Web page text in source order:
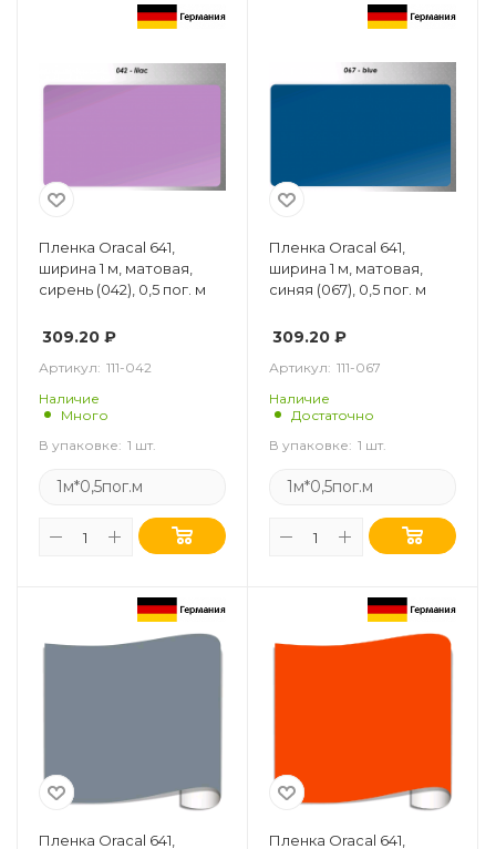
Пленка Oracal 641,
ширина 1 м, матовая,
сирень (042), 0,5 пог. м
309.20 ₽
Артикул: 111-042
Наличие
Много
В упаковке: 1 шт.
1м*0,5пог.м
Пленка Oracal 641,
ширина 1 м, матовая,
синяя (067), 0,5 пог. м
309.20 ₽
Артикул: 111-067
Наличие
Достаточно
В упаковке: 1 шт.
1м*0,5пог.м
Пленка Oracal 641, Пленка Oracal 641,